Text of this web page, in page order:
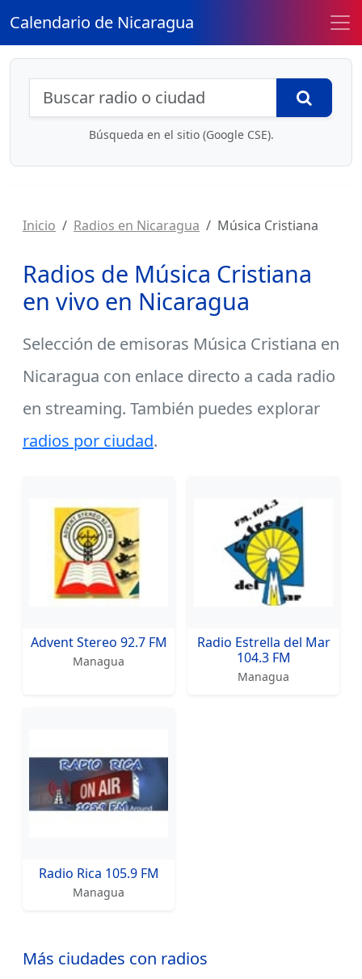
Calendario de Nicaragua
Búsqueda de radios y contenidos
Búsqueda en el sitio (Google CSE).
Inicio Radios en Nicaragua Música Cristiana
Radios de Música Cristiana
en vivo en Nicaragua
Selección de emisoras Música Cristiana en
Nicaragua con enlace directo a cada radio
en streaming. También puedes explorar
radios por ciudad.
Advent Stereo 92.7 FM
Managua
Radio Estrella del Mar
104.3 FM
Managua
Radio Rica 105.9 FM
Managua
Más ciudades con radios